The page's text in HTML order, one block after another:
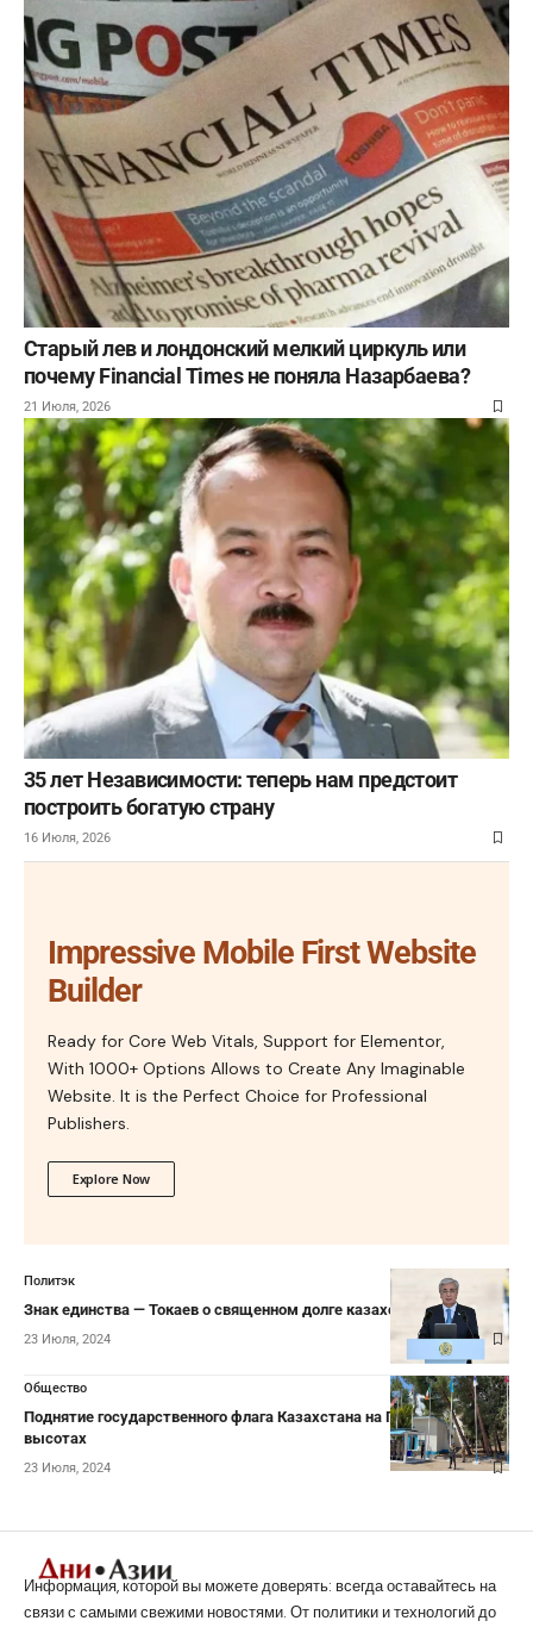
Старый лев и лондонский мелкий циркуль или
почему Financial Times не поняла Назарбаева?
21 Июля, 2026
35 лет Независимости: теперь нам предстоит
построить богатую страну
16 Июля, 2026
Impressive Mobile First Website
Builder
Ready for Core Web Vitals, Support for Elementor,
With 1000+ Options Allows to Create Any Imaginable
Website. It is the Perfect Choice for Professional
Publishers.
Explore Now
Политэк
Знак единства — Токаев о священном долге казахстанцев
23 Июля, 2024
Общество
Поднятие государственного флага Казахстана на Голанских
высотах
23 Июля, 2024
Информация, которой вы можете доверять: всегда оставайтесь на
связи с самыми свежими новостями. От политики и технологий до